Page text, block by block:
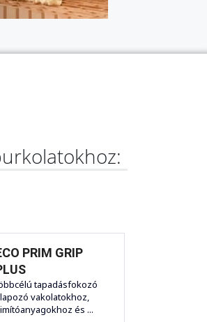
PRIM GRIP
tapadásfokozó
vakolatokhoz,
és ...